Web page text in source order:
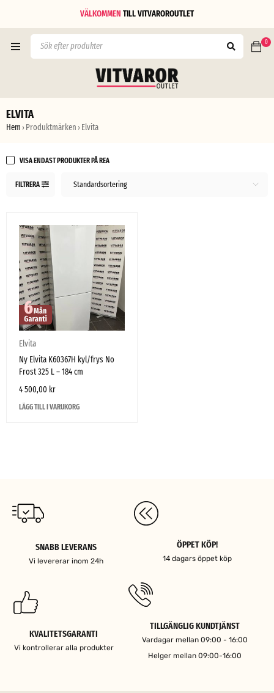
VÄLKOMMEN TILLVITVAROROUTLET
0
ELVITA
Hem › Produktmärken › Elvita
FILTRERA Standardsortering
VISA ENDAST PRODUKTER PÅ REA
Elvita
Ny Elvita K60367H kyl/frys No
Frost 325 L – 184 cm
4 500,00 kr
LÄGG TILL I VARUKORG
SNABB LEVERANS
Vi levererar inom 24h
ÖPPET KÖP!
14 dagars öppet köp
KVALITETSGARANTI
Vi kontrollerar alla produkter
TILLGÄNGLIG KUNDTJÄNST
Vardagar mellan 09:00 - 16:00
Helger mellan 09:00-16:00